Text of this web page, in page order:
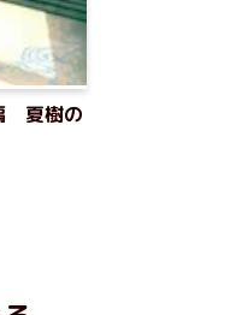
夏樹の